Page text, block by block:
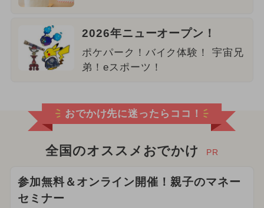
2026年ニューオープン！
ポケパーク！バイク体験！ 宇宙兄
弟！eスポーツ！
おでかけ先に迷ったらココ！
全国のオススメおでかけ PR
参加無料＆オンライン開催！親子のマネー
セミナー